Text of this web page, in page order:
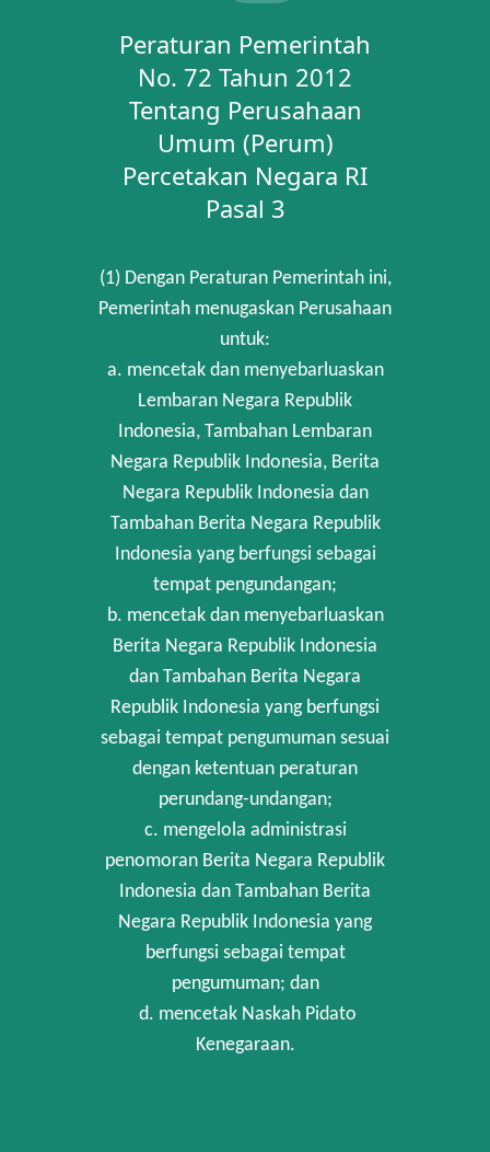
Peraturan Pemerintah
No. 72 Tahun 2012
Tentang Perusahaan
Umum (Perum)
Percetakan Negara RI
Pasal 3
(1) Dengan Peraturan Pemerintah ini,
Pemerintah menugaskan Perusahaan
untuk:
a. mencetak dan menyebarluaskan
Lembaran Negara Republik
Indonesia, Tambahan Lembaran
Negara Republik Indonesia, Berita
Negara Republik Indonesia dan
Tambahan Berita Negara Republik
Indonesia yang berfungsi sebagai
tempat pengundangan;
b. mencetak dan menyebarluaskan
Berita Negara Republik Indonesia
dan Tambahan Berita Negara
Republik Indonesia yang berfungsi
sebagai tempat pengumuman sesuai
dengan ketentuan peraturan
perundang-undangan;
c. mengelola administrasi
penomoran Berita Negara Republik
Indonesia dan Tambahan Berita
Negara Republik Indonesia yang
berfungsi sebagai tempat
pengumuman; dan
d. mencetak Naskah Pidato
Kenegaraan.